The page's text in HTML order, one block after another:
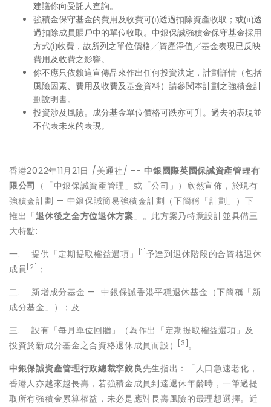
建議你向受託人查詢。
強積金保守基金的費用及收費可(i)透過扣除資產收取；或(ii)透
過扣除成員賬戶中的單位收取。中銀保誠強積金保守基金採用
方式(i)收費，故所列之單位價格╱資產淨值╱基金表現已反映
費用及收費之影響。
你不應只依賴這宣傳品來作出任何投資決定，計劃詳情（包括
風險因素、費用及收費及基金資料）請參閱本計劃之強積金計
劃說明書。
投資涉及風險。成分基金單位價格可跌亦可升。過去的表現並
不代表未來的表現。
香港2022年11月21日 /美通社/ --中銀國際英國保誠資產管理有
限公司 （「中銀保誠資產管理」或「公司」）欣然宣佈，於現有
強積金計劃 — 中銀保誠簡易強積金計劃（下簡稱「計劃」）下
推出「退休後之全方位退休方案」。此方案乃特意設計並具備三
大特點:
一. 提供「定期提取權益選項」
[1] 予達到退休階段的合資格退休
成員 [2]
；
二. 新增成分基金 — 中銀保誠香港平穩退休基金（下簡稱「新
成分基金」）；及
三. 設有「每月單位回贈」（為作出「定期提取權益選項」及
投資於新成分基金之合資格退休成員而設）
[3] 。
中銀保誠資產管理行政總裁李銳良先生指出：「人口急速老化，
香港人亦越來越長壽，若強積金成員到達退休年齡時，一筆過提
取所有強積金累算權益，未必是應對長壽風險的最理想選擇。近